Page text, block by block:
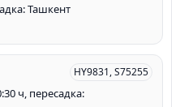
Ташкент
HY9831, S75255
ч, пересадка: